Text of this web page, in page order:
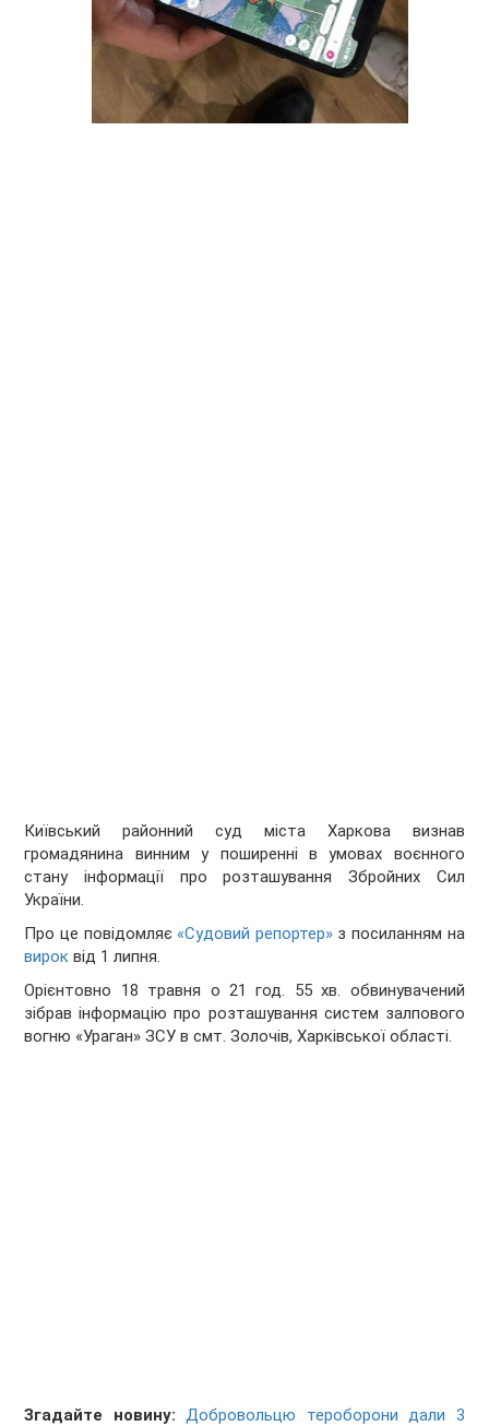
Київський районний суд міста Харкова визнав
громадянина винним у поширенні в умовах воєнного
стану інформації про розташування Збройних Сил
України.
Про це повідомляє «Судовий репортер»з посиланням на
вирок від 1 липня.
Орієнтовно 18 травня о 21 год. 55 хв. обвинувачений
зібрав інформацію про розташування систем залпового
вогню «Ураган» ЗСУ в смт. Золочів, Харківської області.
Згадайте новину:Добровольцю тероборони дали 3